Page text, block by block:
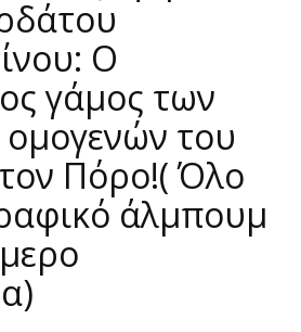
Ο
γάμος των
του
Πόρο!( Όλο
άλμπουμ